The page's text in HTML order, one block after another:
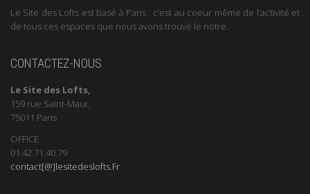
Le Site des Lofts est basé à Paris : c’est au coeur même de l’activité et
de tous ces espaces que nous avons trouvé le notre.
CONTACTEZ-NOUS
Le Site des Lofts,
159 rue Saint-Maur,
75011 Paris
OFFICE
01.42.71.40.79
contact[@]lesitedeslofts.Fr